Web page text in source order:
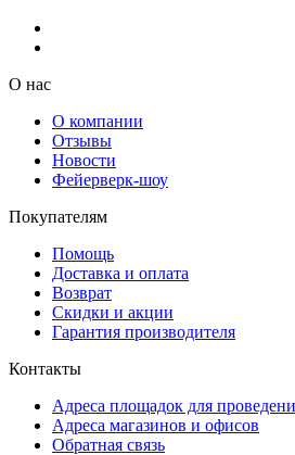
О нас
О компании
Отзывы
Новости
Фейерверк-шоу
Покупателям
Помощь
Доставка и оплата
Возврат
Скидки и акции
Гарантия производителя
Контакты
Адреса площадок для
Адреса магазинов и офисов
Обратная связь